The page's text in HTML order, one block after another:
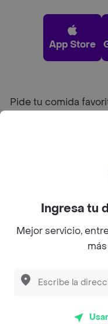
App Store
Pide tu comida
Sobre RappiIngresa tu
Mejor servicio,